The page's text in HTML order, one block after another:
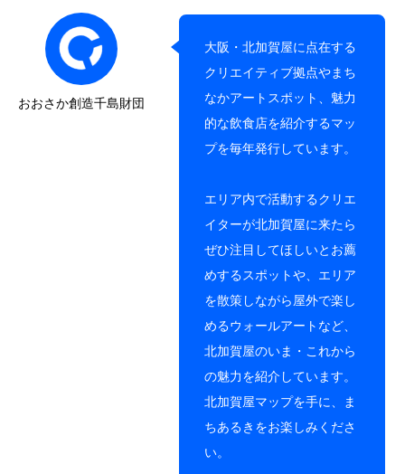
おおさか創造千島財団
大阪・北加賀屋に点在する
クリエイティブ拠点やまち
なかアートスポット、魅力
的な飲食店を紹介するマッ
プを毎年発行しています。
エリア内で活動するクリエ
イターが北加賀屋に来たら
ぜひ注目してほしいとお薦
めするスポットや、エリア
を散策しながら屋外で楽し
めるウォールアートなど、
北加賀屋のいま・これから
の魅力を紹介しています。
北加賀屋マップを手に、ま
ちあるきをお楽しみくださ
い。